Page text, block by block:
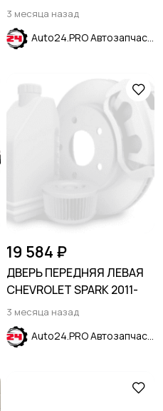
2015-2021
3 месяца назад
Auto24.PRO Автозапчасти
19 584 ₽
ДВЕРЬ ПЕРЕДНЯЯ ЛЕВАЯ
CHEVROLET SPARK 2011-
3 месяца назад
Auto24.PRO Автозапчасти